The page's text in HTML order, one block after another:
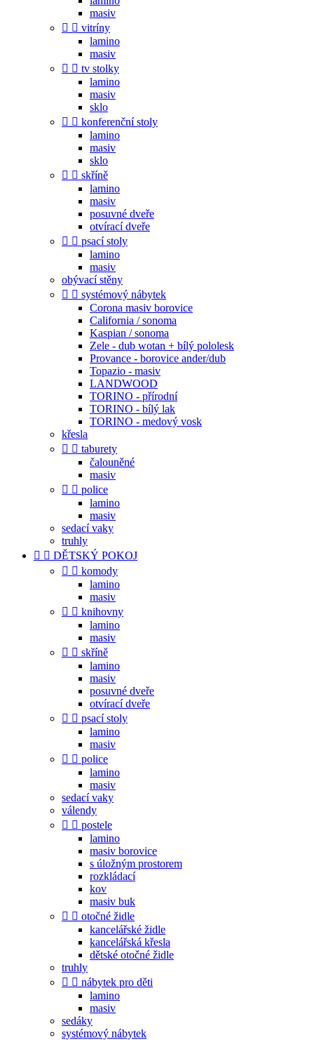
masiv
  vitríny
lamino
masiv
  tv stolky
lamino
masiv
sklo
  konferenční stoly
lamino
masiv
sklo
  skříně
lamino
masiv
posuvné dveře
otvírací dveře
  psací stoly
lamino
masiv
obývací stěny
  systémový nábytek
Corona masiv borovice
California / sonoma
Kaspian / sonoma
Zele - dub wotan + bílý pololesk
Provance - borovice ander/dub
Topazio - masiv
LANDWOOD
TORINO - přírodní
TORINO - bílý lak
TORINO - medový vosk
křesla
  taburety
čalouněné
masiv
  police
lamino
masiv
sedací vaky
truhly
  DĚTSKÝ POKOJ
  komody
lamino
masiv
  knihovny
lamino
masiv
  skříně
lamino
masiv
posuvné dveře
otvírací dveře
  psací stoly
lamino
masiv
  police
lamino
masiv
sedací vaky
válendy
  postele
lamino
masiv borovice
s úložným prostorem
rozkládací
kov
masiv buk
  otočné židle
kancelářské židle
kancelářská křesla
dětské otočné židle
truhly
  nábytek pro děti
lamino
masiv
sedáky
systémový nábytek